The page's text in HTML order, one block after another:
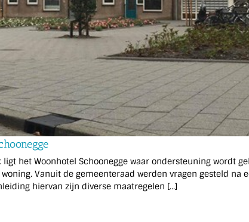
het Woonhotel Schoonegge waar ondersteuning wordt
Vanuit de gemeenteraad werden vragen gesteld na
hiervan zijn diverse maatregelen [...]